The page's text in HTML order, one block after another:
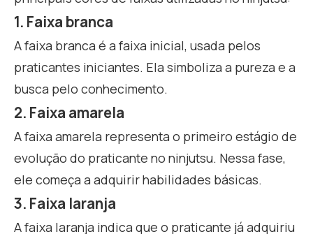
1. Faixa branca
A faixa branca é a faixa inicial, usada pelos
praticantes iniciantes. Ela simboliza a pureza e a
busca pelo conhecimento.
2. Faixa amarela
A faixa amarela representa o primeiro estágio de
evolução do praticante no ninjutsu. Nessa fase,
ele começa a adquirir habilidades básicas.
3. Faixa laranja
A faixa laranja indica que o praticante já adquiriu